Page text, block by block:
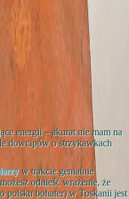
energii – akurat nie mam na
dowcipów o strzykawkach
w trakcie genialnie
odnieść wrażenie, że
polsku bohater) w Toskanii jest